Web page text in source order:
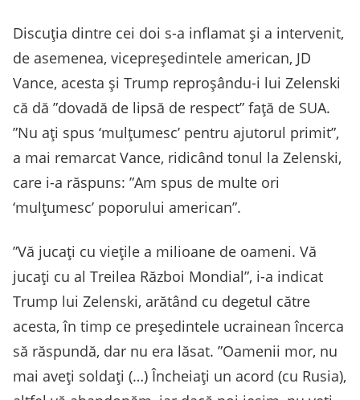
Discuția dintre cei doi s-a inflamat și a intervenit,
de asemenea, vicepreședintele american, JD
Vance, acesta și Trump reproșându-i lui Zelenski
că dă ”dovadă de lipsă de respect” față de SUA.
”Nu ați spus ‘mulțumesc’ pentru ajutorul primit”,
a mai remarcat Vance, ridicând tonul la Zelenski,
care i-a răspuns: ”Am spus de multe ori
‘mulțumesc’ poporului american”.
”Vă jucați cu viețile a milioane de oameni. Vă
jucați cu al Treilea Război Mondial”, i-a indicat
Trump lui Zelenski, arătând cu degetul către
acesta, în timp ce președintele ucrainean încerca
să răspundă, dar nu era lăsat. ”Oamenii mor, nu
mai aveți soldați (…) Încheiați un acord (cu Rusia),